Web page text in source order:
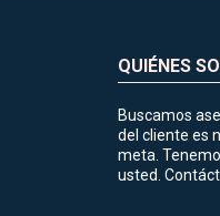
QUIÉNES
Buscamos
del cliente es
meta.
usted.